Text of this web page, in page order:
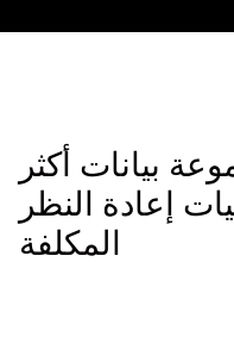
بيانات أكثر
إعادة النظر
المكلفة